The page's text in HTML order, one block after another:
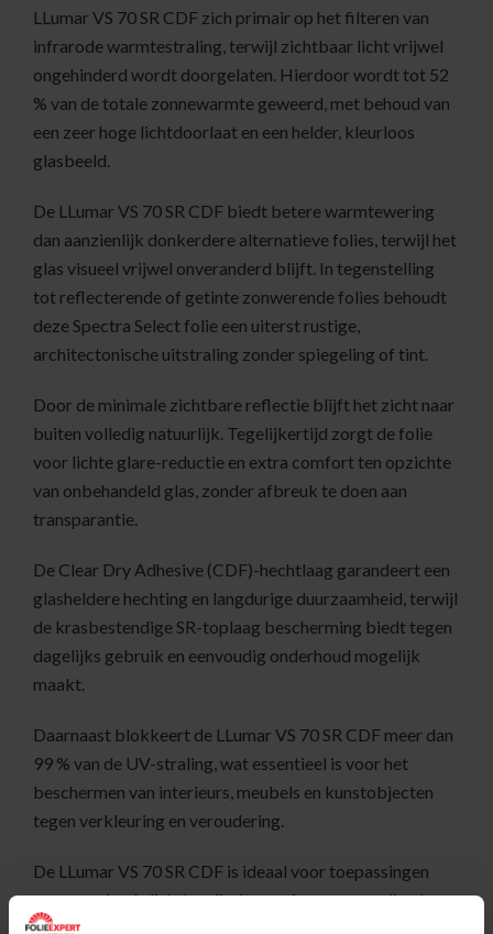
LLumar VS 70 SR CDF zich primair op het filteren van
infrarode warmtestraling, terwijl zichtbaar licht vrijwel
ongehinderd wordt doorgelaten. Hierdoor wordt tot 52
% van de totale zonnewarmte geweerd, met behoud van
een zeer hoge lichtdoorlaat en een helder, kleurloos
glasbeeld.
De LLumar VS 70 SR CDF biedt betere warmtewering
dan aanzienlijk donkerdere alternatieve folies, terwijl het
glas visueel vrijwel onveranderd blijft. In tegenstelling
tot reflecterende of getinte zonwerende folies behoudt
deze Spectra Select folie een uiterst rustige,
architectonische uitstraling zonder spiegeling of tint.
Door de minimale zichtbare reflectie blijft het zicht naar
buiten volledig natuurlijk. Tegelijkertijd zorgt de folie
voor lichte glare-reductie en extra comfort ten opzichte
van onbehandeld glas, zonder afbreuk te doen aan
transparantie.
De Clear Dry Adhesive (CDF)-hechtlaag garandeert een
glasheldere hechting en langdurige duurzaamheid, terwijl
de krasbestendige SR-toplaag bescherming biedt tegen
dagelijks gebruik en eenvoudig onderhoud mogelijk
maakt.
Daarnaast blokkeert de LLumar VS 70 SR CDF meer dan
99 % van de UV-straling, wat essentieel is voor het
beschermen van interieurs, meubels en kunstobjecten
tegen verkleuring en veroudering.
De LLumar VS 70 SR CDF is ideaal voor toepassingen
waar maximale lichtkwaliteit, comfort en een vrijwel
onzichtbare zonwerende oplossing vereist zijn, zoals